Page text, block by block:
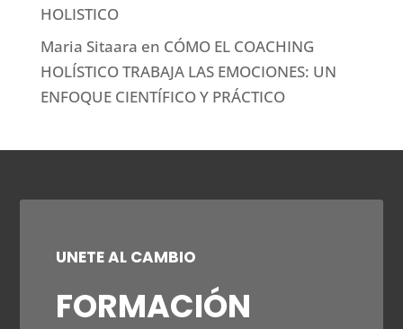
HOLISTICO
Maria Sitaara en CÓMO EL COACHING
HOLÍSTICO TRABAJA LAS EMOCIONES: UN
ENFOQUE CIENTÍFICO Y PRÁCTICO
UNETE AL CAMBIO
FORMACIÓN